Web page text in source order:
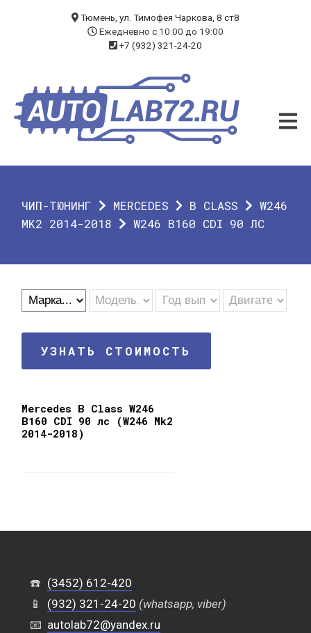
ЧИП-ТЮНИНГ
ДИАГНОСТИКА
О КОМПАНИИ
ГАРАНТИЯ
Тюмень, ул. Тимофея Чаркова, 8 ст8
Ежедневно с 10:00 до 19:00
+7 (932) 321-24-20
ЧИП-ТЮНИНГ MERCEDES B CLASS
W246
MK2 2014-2018
W246 B160 CDI 90 ЛС
УЗНАТЬ СТОИМОСТЬ
Mercedes B Class W246
B160 CDI 90 лс (W246 Mk2
2014-2018)
☎️ (3452) 612-420
📱
(932) 321-24-20 (whatsapp, viber)
📧 autolab72@yandex.ru